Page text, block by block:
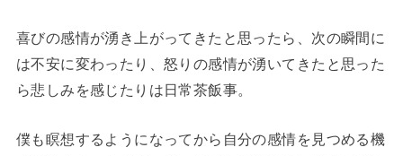
喜びの感情が湧き上がってきたと思ったら、次の瞬間に
は不安に変わったり、怒りの感情が湧いてきたと思った
ら悲しみを感じたりは日常茶飯事。
僕も瞑想するようになってから自分の感情を見つめる機